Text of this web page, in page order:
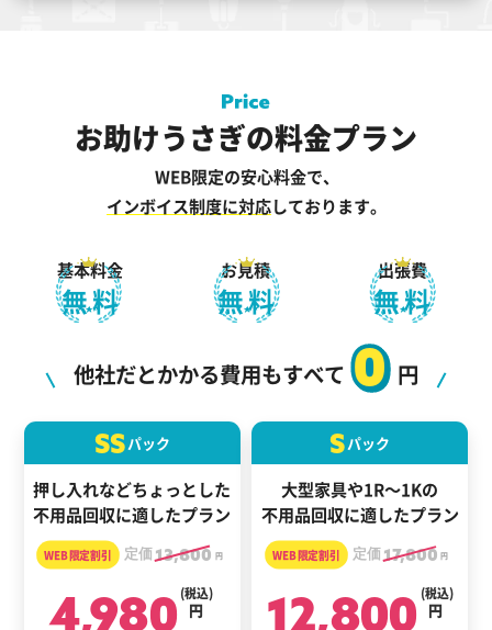
お助けうさぎの料金プラン
WEB限定の安心料金で、
インボイス制度に対応しております。
基本料金
無料
お見積
無料
出張費
無料
他社だとかかる費用もすべて
0
円
SSパック
押し入れなどちょっとした
不用品回収に適したプラン
定価13,800 円
4,980 円
(税込)
Sパック
大型家具や1R～1Kの
不用品回収に適したプラン
定価17,800 円
12,800 円
(税込)